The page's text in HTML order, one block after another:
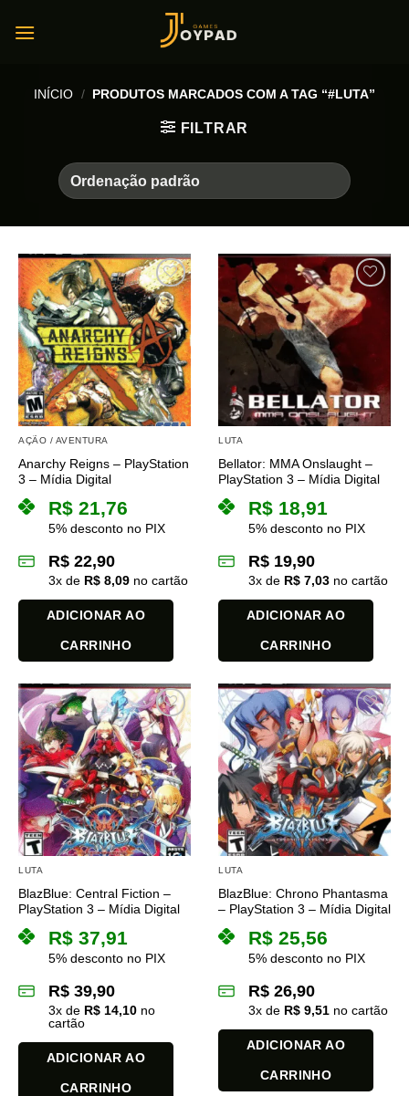
INÍCIO / PRODUTOS MARCADOS COM A TAG “#LUTA”
FILTRAR
AÇÃO / AVENTURA
Anarchy Reigns – PlayStation
3 – Mídia Digital
R$ 21,76
5% desconto no PIX
R$ 22,90
3x de R$ 8,09 no cartão
ADICIONAR AO
CARRINHO
LUTA
Bellator: MMA Onslaught –
PlayStation 3 – Mídia Digital
R$ 18,91
5% desconto no PIX
R$ 19,90
3x de R$ 7,03 no cartão
ADICIONAR AO
CARRINHO
LUTA
BlazBlue: Central Fiction –
PlayStation 3 – Mídia Digital
R$ 37,91
5% desconto no PIX
R$ 39,90
3x de R$ 14,10 no
cartão
ADICIONAR AO
CARRINHO
LUTA
BlazBlue: Chrono Phantasma
– PlayStation 3 – Mídia Digital
R$ 25,56
5% desconto no PIX
R$ 26,90
3x de R$ 9,51 no cartão
ADICIONAR AO
CARRINHO